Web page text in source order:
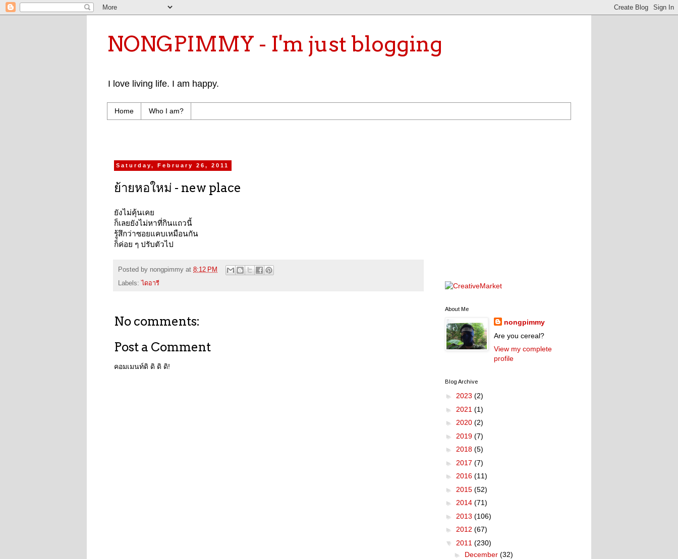
NONGPIMMY - I'm just blogging
I love living life. I am happy.
Home Who I am?
Saturday, February 26, 2011
ย้ายหอใหม่ - new place
ยังไม่คุ้นเคย
ก็เลยยังไม่หาที่กินแถวนี้
รู้สึกว่าซอยแคบเหมือนกัน
ก็ค่อย ๆ ปรับตัวไป
Posted by nongpimmy at 8:12 PM
Labels: ไดอารี
No comments:
Post a Comment
คอมเมนท์ดิ ดิ ดิ ดิ!
About Me
nongpimmy
Are you cereal?
View my complete
profile
Blog Archive
► 2023 (2)
► 2021 (1)
► 2020 (2)
► 2019 (7)
► 2018 (5)
► 2017 (7)
► 2016 (11)
► 2015 (52)
► 2014 (71)
► 2013 (106)
► 2012 (67)
▼ 2011 (230)
► December (32)